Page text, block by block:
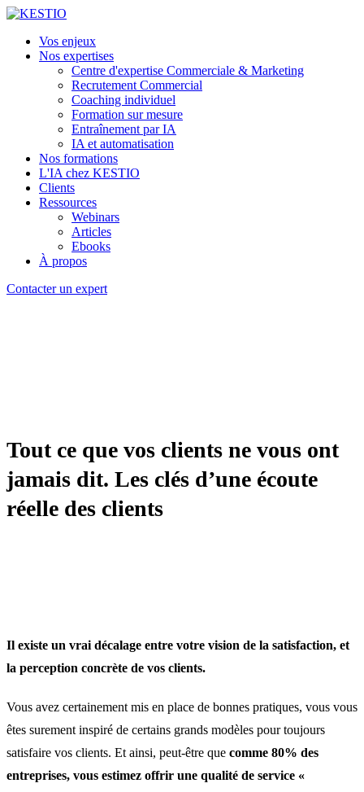
Vos enjeux
Nos expertises
Centre d'expertise Commerciale & Marketing
Recrutement Commercial
Coaching individuel
Formation sur mesure
Entraînement par IA
IA et automatisation
Nos formations
L'IA chez KESTIO
Clients
Ressources
Webinars
Articles
Ebooks
À propos
Contacter un expert
Tout ce que vos clients ne vous ont
jamais dit. Les clés d’une écoute
réelle des clients
Il existe un vrai décalage entre votre vision de la satisfaction, et
la perception concrète de vos clients.
Vous avez certainement mis en place de bonnes pratiques, vous vous
êtes surement inspiré de certains grands modèles pour toujours
satisfaire vos clients. Et ainsi, peut-être que comme 80% des
entreprises, vous estimez offrir une qualité de service «